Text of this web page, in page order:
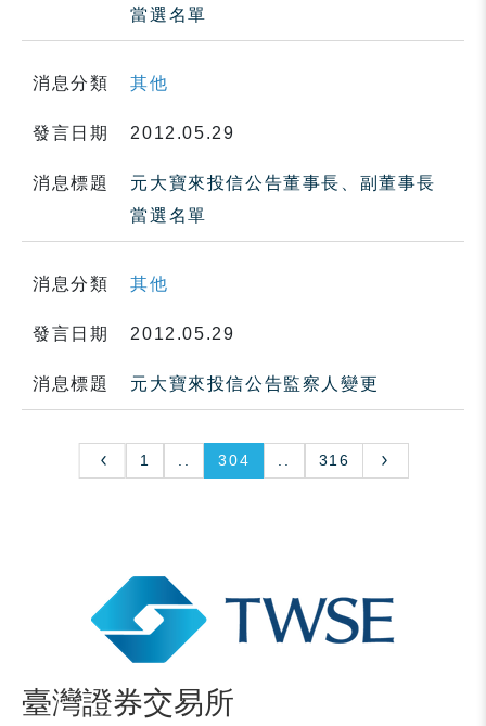
當選名單
消息分類 其他
發言日期 2012.05.29
消息標題
元大寶來投信公告董事長、副董事長
當選名單
消息分類 其他
發言日期 2012.05.29
消息標題 元大寶來投信公告監察人變更
1 304 316
臺灣證券交易所